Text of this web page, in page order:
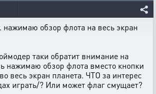
нажимаю обзор флота на весь экран
таки обратит внимание на
нажимаю обзор флота вместо кнопки
весь экран планета. ЧТО за интерес
играть/? Или может флаг смущает?